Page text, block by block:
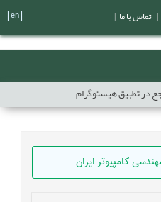
در تطبیق هیستوگرام
کامپيوتر ايران
تماس با ما